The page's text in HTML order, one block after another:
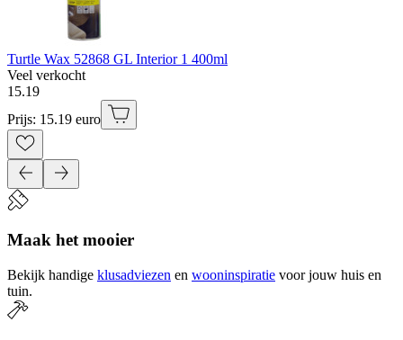
Turtle Wax 52868 GL Interior 1 400ml
Veel verkocht
15.19
Prijs: 15.19 euro
Maak het mooier
Bekijk handige klusadviezen en wooninspiratie voor jouw huis en
tuin.